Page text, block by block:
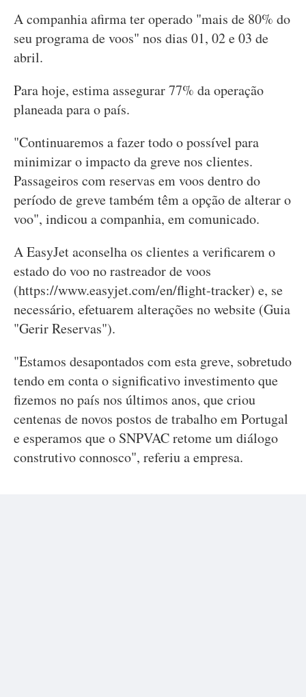
A companhia afirma ter operado "mais de 80% do
seu programa de voos" nos dias 01, 02 e 03 de
abril.
Para hoje, estima assegurar 77% da operação
planeada para o país.
"Continuaremos a fazer todo o possível para
minimizar o impacto da greve nos clientes.
Passageiros com reservas em voos dentro do
período de greve também têm a opção de alterar o
voo", indicou a companhia, em comunicado.
A EasyJet aconselha os clientes a verificarem o
estado do voo no rastreador de voos
(https://www.easyjet.com/en/flight-tracker) e, se
necessário, efetuarem alterações no website (Guia
"Gerir Reservas").
"Estamos desapontados com esta greve, sobretudo
tendo em conta o significativo investimento que
fizemos no país nos últimos anos, que criou
centenas de novos postos de trabalho em Portugal
e esperamos que o SNPVAC retome um diálogo
construtivo connosco", referiu a empresa.